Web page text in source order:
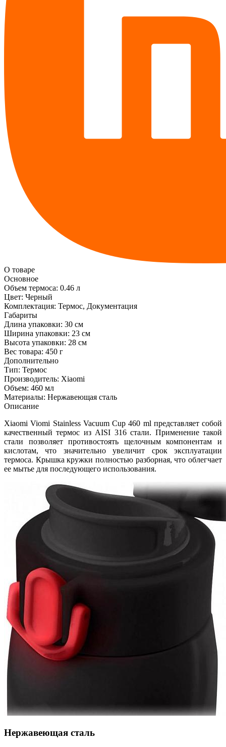
О товаре
Основное
Объем термоса: 0.46 л
Цвет: Черный
Комплектация: Термос, Документация
Габариты
Длина упаковки: 30 см
Ширина упаковки: 23 см
Высота упаковки: 28 см
Вес товара: 450 г
Дополнительно
Тип: Термос
Производитель: Xiaomi
Объем: 460 мл
Материалы: Нержавеющая сталь
Описание
Xiaomi Viomi Stainless Vacuum Cup 460 ml представляет собой
качественный термос из AISI 316 стали. Применение такой
стали позволяет противостоять щелочным компонентам и
кислотам, что значительно увеличит срок эксплуатации
термоса. Крышка кружки полностью разборная, что облегчает
ее мытье для последующего использования.
Нержавеющая сталь